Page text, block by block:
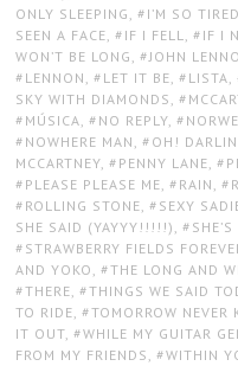
ONLY SLEEPING , I’M SO TIRED
SEEN A FACE, IF I FELL, IF I
WON’T BE LONG , JOHN
LENNON , LET IT BE, LISTA,
SKY WITH DIAMONDS ,
MÚSICA, NO REPLY,
NOWHERE MAN , OH!
MCCARTNEY, PENNY LANE,
PLEASE PLEASE ME, RAIN ,
ROLLING STONE, SEXY
SHE SAID (YAYYY!!!!!) ,
STRAWBERRY FIELDS
AND YOKO , THE LONG AND
THERE, THINGS WE SAID
TO RIDE, TOMORROW NEVER
IT OUT, WHILE MY GUITAR
FROM MY FRIENDS , WITHIN